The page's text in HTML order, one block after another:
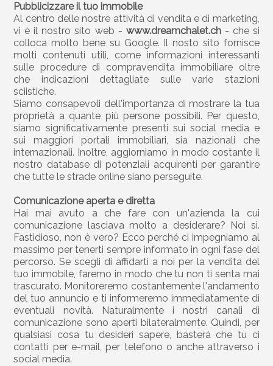
Pubblicizzare il tuo immobile
Al centro delle nostre attività di vendita e di marketing,
vi è il nostro sito web - www.dreamchalet.ch- che si
colloca molto bene su Google. Il nosto sito fornisce
molti contenuti utili, come informazioni interessanti
sulle procedure di compravendita immobiliare oltre
che indicazioni dettagliate sulle varie stazioni
sciistiche.
Siamo consapevoli dell'importanza di mostrare la tua
proprietà a quante più persone possibili. Per questo,
siamo significativamente presenti sui social media e
sui maggiori portali immobiliari, sia nazionali che
internazionali. Inoltre, aggiorniamo in modo costante il
nostro database di potenziali acquirenti per garantire
che tutte le strade online siano perseguite.
Comunicazione aperta e diretta
Hai mai avuto a che fare con un'azienda la cui
comunicazione lasciava molto a desiderare? Noi sì.
Fastidioso, non è vero? Ecco perché ci impegniamo al
massimo per tenerti sempre informato in ogni fase del
percorso. Se scegli di affidarti a noi per la vendita del
tuo immobile, faremo in modo che tu non ti senta mai
trascurato. Monitoreremo costantemente l'andamento
del tuo annuncio e ti informeremo immediatamente di
eventuali novità. Naturalmente i nostri canali di
comunicazione sono aperti bilateralmente. Quindi, per
qualsiasi cosa tu desideri sapere, basterá che tu ci
contatti per e-mail, per telefono o anche attraverso i
social media.